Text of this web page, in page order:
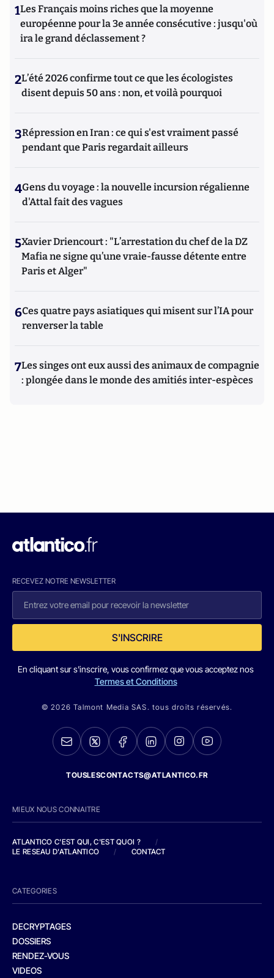
1Les Français moins riches que la moyenne
européenne pour la 3e année consécutive : jusqu'où
ira le grand déclassement ?
2L’été 2026 confirme tout ce que les écologistes
disent depuis 50 ans : non, et voilà pourquoi
3Répression en Iran : ce qui s'est vraiment passé
pendant que Paris regardait ailleurs
4Gens du voyage : la nouvelle incursion régalienne
d'Attal fait des vagues
5Xavier Driencourt : "L’arrestation du chef de la DZ
Mafia ne signe qu’une vraie-fausse détente entre
Paris et Alger"
6Ces quatre pays asiatiques qui misent sur l’IA pour
renverser la table
7Les singes ont eux aussi des animaux de compagnie
: plongée dans le monde des amitiés inter-espèces
RECEVEZ NOTRE NEWSLETTER
S'INSCRIRE
En cliquant sur s'inscrire, vous confirmez que vous acceptez nos
Termes et Conditions
© 2026 Talmont Media SAS. tous droits réservés.
TOUSLESCONTACTS@ATLANTICO.FR
MIEUX NOUS CONNAITRE
ATLANTICO C'EST QUI, C'EST QUOI ?
/
LE RESEAU D'ATLANTICO
/ CONTACT
CATEGORIES
DECRYPTAGES
DOSSIERS
RENDEZ-VOUS
VIDEOS